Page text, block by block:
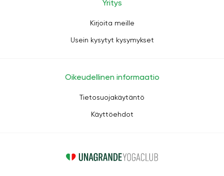
Yritys
Kirjoita meille
Usein kysytyt kysymykset
Oikeudellinen informaatio
Tietosuojakäytäntö
Käyttöehdot